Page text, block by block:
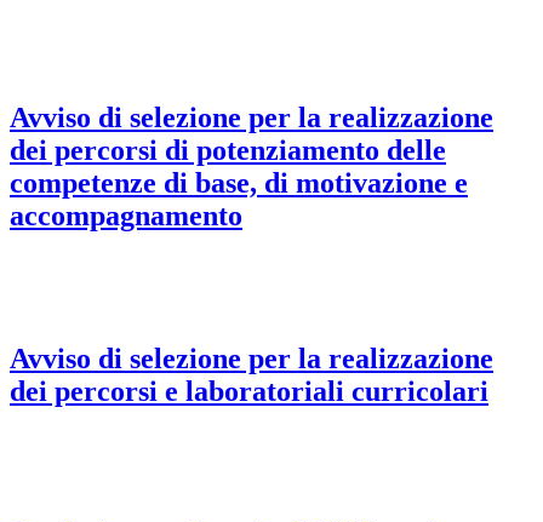
Avviso di selezione per la realizzazione
dei percorsi di potenziamento delle
competenze di base, di motivazione e
accompagnamento
Avviso di selezione per la realizzazione
dei percorsi e laboratoriali curricolari